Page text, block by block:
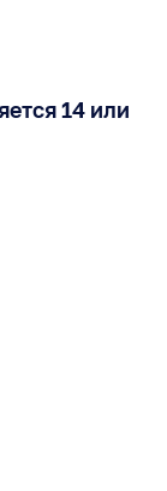
14 или